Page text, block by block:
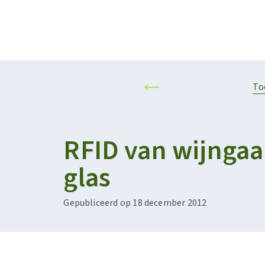
RFID van
glas
Gepubliceerd op 18 december 2012